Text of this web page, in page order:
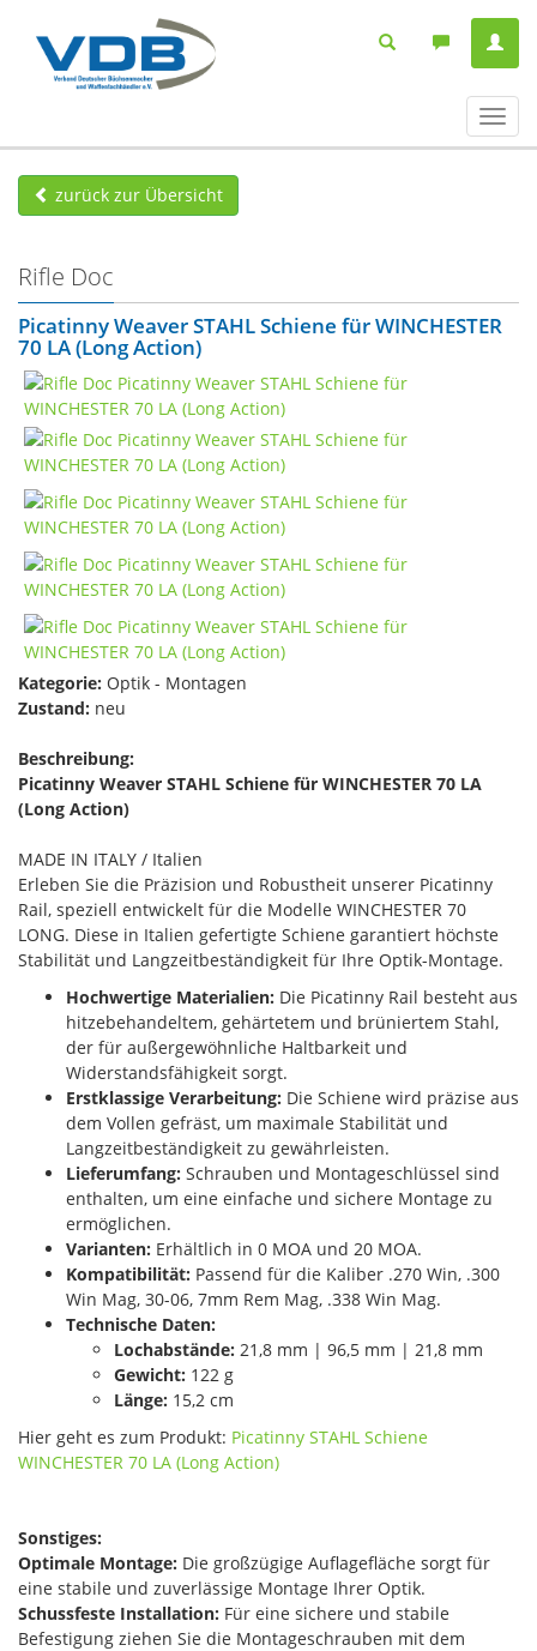
ein-/
zurück zur Übersicht
Rifle Doc
Picatinny Weaver STAHL Schiene für WINCHESTER
70 LA (Long Action)
Kategorie: Optik - Montagen
Zustand: neu
Beschreibung:
Picatinny Weaver STAHL Schiene für WINCHESTER 70 LA
(Long Action)
MADE IN ITALY / Italien
Erleben Sie die Präzision und Robustheit unserer Picatinny
Rail, speziell entwickelt für die Modelle WINCHESTER 70
LONG. Diese in Italien gefertigte Schiene garantiert höchste
Stabilität und Langzeitbeständigkeit für Ihre Optik-Montage.
Hochwertige Materialien: Die Picatinny Rail besteht aus
hitzebehandeltem, gehärtetem und brüniertem Stahl,
der für außergewöhnliche Haltbarkeit und
Widerstandsfähigkeit sorgt.
Erstklassige Verarbeitung: Die Schiene wird präzise aus
dem Vollen gefräst, um maximale Stabilität und
Langzeitbeständigkeit zu gewährleisten.
Lieferumfang: Schrauben und Montageschlüssel sind
enthalten, um eine einfache und sichere Montage zu
ermöglichen.
Varianten: Erhältlich in 0 MOA und 20 MOA.
Kompatibilität: Passend für die Kaliber .270 Win, .300
Win Mag, 30-06, 7mm Rem Mag, .338 Win Mag.
Technische Daten:
Lochabstände: 21,8 mm | 96,5 mm | 21,8 mm
Gewicht: 122 g
Länge: 15,2 cm
Hier geht es zum Produkt: Picatinny STAHL Schiene
WINCHESTER 70 LA (Long Action)
Sonstiges:
Optimale Montage: Die großzügige Auflagefläche sorgt für
eine stabile und zuverlässige Montage Ihrer Optik.
Schussfeste Installation: Für eine sichere und stabile
Befestigung ziehen Sie die Montageschrauben mit dem